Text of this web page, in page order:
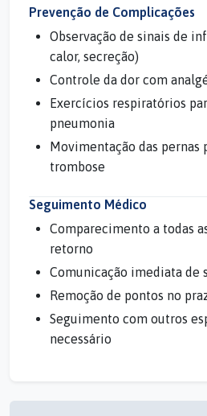
Prevenção de Complicações
Observação de sinais de
calor, secreção)
Controle da dor com
Exercícios respiratórios
pneumonia
Movimentação das pernas
trombose
Seguimento Médico
Comparecimento a todas
retorno
Comunicação imediata de
Remoção de pontos no
Seguimento com outros
necessário